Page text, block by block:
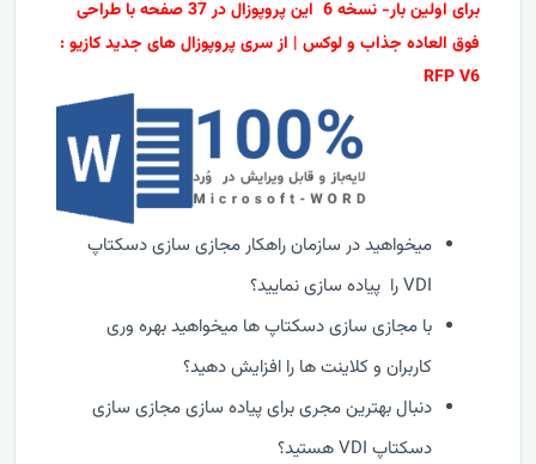
برای اولین بار- نسخه 6 این پروپوزال در 37 صفحه با طراحی
فوق العاده جذاب و لوکس | از سری پروپوزال های جدید کازیو :
RFP V6
میخواهید در سازمان راهکار مجازی سازی دسکتاپ
VDI را پیاده سازی نمایید؟
با مجازی سازی دسکتاپ ها میخواهید بهره وری
کاربران و کلاینت ها را افزایش دهید؟
دنبال بهترین مجری برای پیاده سازی مجازی سازی
دسکتاپ VDI هستید؟